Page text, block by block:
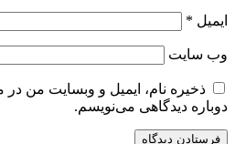
ایمیل *
وب‌ سایت
ذخیره نام، ایمیل و وبسایت من
دوباره دیدگاهی می‌نویسم.